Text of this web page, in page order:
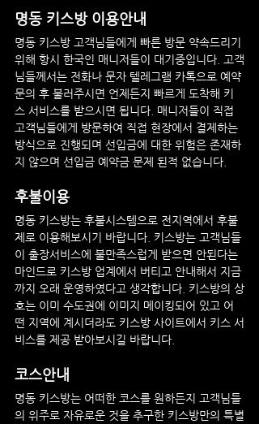
명동 키스방 이용안내
명동 키스방 고객님들에게 빠른 방문 약속드리기
위해 항시 한국인 매니저들이 대기중입니다. 고객
님들께서는 전화나 문자 텔레그램 카톡으로 예약
문의 후 불러주시면 언제든지 빠르게 도착해 키
스 서비스를 받으시면 됩니다. 매니저들이 직접
고객님들에게 방문하여 직접 현장에서 결제하는
방식으로 진행되며 선입금에 대한 위험은 존재하
지 않으며 선입금 예약금 문제 된적 없습니다.
후불이용
명동 키스방는 후불시스템으로 전지역에서 후불
제로 이용해보시기 바랍니다. 키스방는 고객님들
이 출장서비스에 불만족스럽게 받으면 안된다는
마인드로 키스방 업계에서 버티고 안내해서 지금
까지 오래 운영하였다고 생각합니다. 키스방의 상
호는 이미 수도권에 이미지 메이킹되어 있고 어
떤 지역에 계시더라도 키스방 사이트에서 키스 서
비스를 제공 받아보시길 바랍니다.
코스안내
명동 키스방는 어떠한 코스를 원하든지 고객님들
의 위주로 자유로운 것을 추구한 키스방만의 특별